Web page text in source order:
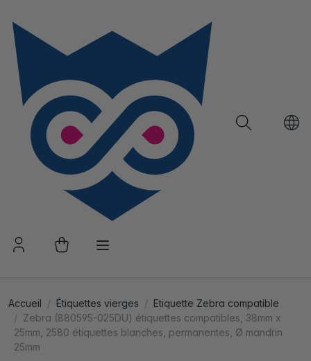
Accueil Étiquettes vierges
Etiquette Zebra compatible
Zebra (880595-025DU) étiquettes compatibles, 38mm x
25mm, 2580 étiquettes blanches, permanentes, Ø mandrin
25mm